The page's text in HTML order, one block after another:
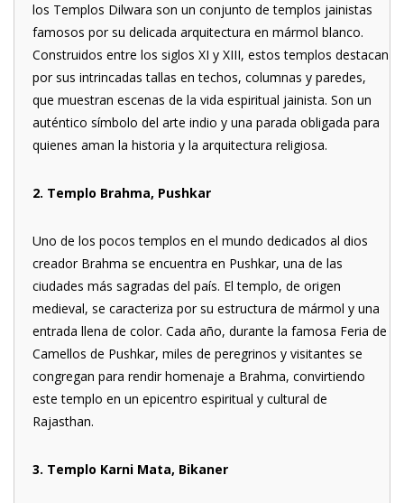
los Templos Dilwara son un conjunto de templos jainistas
famosos por su delicada arquitectura en mármol blanco.
Construidos entre los siglos XI y XIII, estos templos destacan
por sus intrincadas tallas en techos, columnas y paredes,
que muestran escenas de la vida espiritual jainista. Son un
auténtico símbolo del arte indio y una parada obligada para
quienes aman la historia y la arquitectura religiosa.
2. Templo Brahma, Pushkar
Uno de los pocos templos en el mundo dedicados al dios
creador Brahma se encuentra en Pushkar, una de las
ciudades más sagradas del país. El templo, de origen
medieval, se caracteriza por su estructura de mármol y una
entrada llena de color. Cada año, durante la famosa Feria de
Camellos de Pushkar, miles de peregrinos y visitantes se
congregan para rendir homenaje a Brahma, convirtiendo
este templo en un epicentro espiritual y cultural de
Rajasthan.
3. Templo Karni Mata, Bikaner